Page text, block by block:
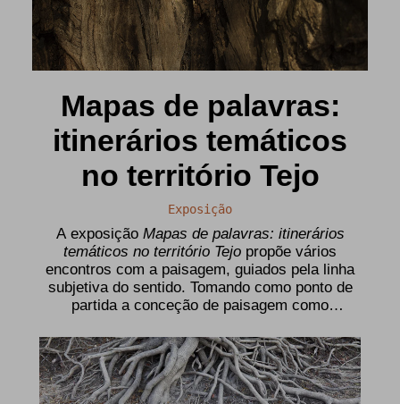
Mapas de palavras:
itinerários temáticos
no território Tejo
Exposição
A exposição Mapas de palavras: itinerários
temáticos no território Tejo propõe vários
encontros com a paisagem, guiados pela linha
subjetiva do sentido. Tomando como ponto de
partida a conceção de paisagem como
tangíveis e difusos, atravessados e reunidos pela
experiência de perceção e afeção do sujeito,
procurámos adentrar-nos no território da bacia do
Tejo em busca de uma cartografia temática. (...)